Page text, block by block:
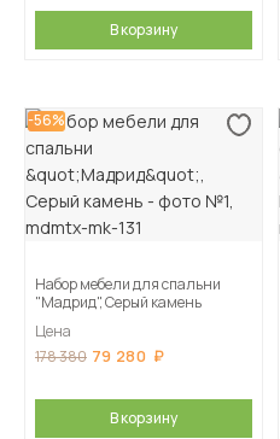
В корзину
-56%
Набор мебели для спальни
"Мадрид", Серый камень
Цена
178 380 79 280
В корзину